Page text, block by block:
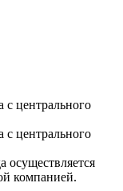
с центрального
с центрального
осуществляется
компанией.